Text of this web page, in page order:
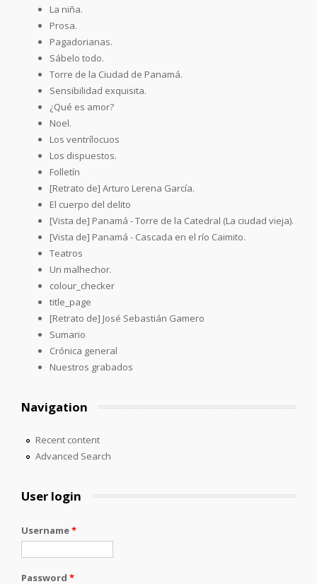
La niña.
Prosa.
Pagadorianas.
Sábelo todo.
Torre de la Ciudad de Panamá.
Sensibilidad exquisita.
¿Qué es amor?
Noel.
Los ventrílocuos
Los dispuestos.
Folletín
[Retrato de] Arturo Lerena García.
El cuerpo del delito
[Vista de] Panamá - Torre de la Catedral (La ciudad vieja).
[Vista de] Panamá - Cascada en el río Caimito.
Teatros
Un malhechor.
colour_checker
title_page
[Retrato de] José Sebastián Gamero
Sumario
Crónica general
Nuestros grabados
Navigation
Recent content
Advanced Search
User login
Username*
Password *